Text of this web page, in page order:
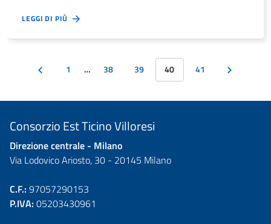
LEGGI DI PIÙ
1 … 38 39 40 41
Consorzio Est Ticino Villoresi
Direzione centrale - Milano
Via Lodovico Ariosto, 30 - 20145 Milano
C.F.: 97057290153
P.IVA: 05203430961